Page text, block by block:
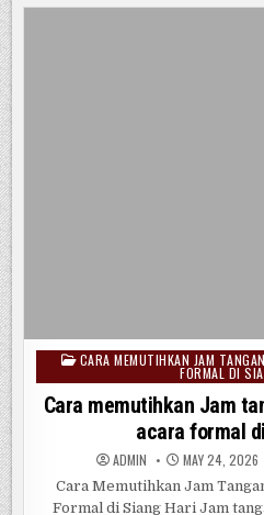
Posted
in
CARA MEMUTIHKAN JAM
FORMAL DI
Cara memutihkan Jam
acara formal
ADMIN MAY 24, 2026
Cara Memutihkan Jam
Formal di Siang Hari Jam